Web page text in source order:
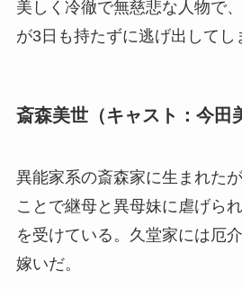
美しく冷徹で無慈悲な人物で
が3日も持たずに逃げ出してし
斎森美世（キャスト：今田
異能家系の斎森家に生まれた
ことで継母と異母妹に虐げら
を受けている。久堂家には厄
嫁いだ。